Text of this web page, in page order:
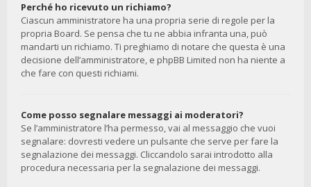
Perché ho ricevuto un richiamo?
Ciascun amministratore ha una propria serie di regole per la
propria Board. Se pensa che tu ne abbia infranta una, può
mandarti un richiamo. Ti preghiamo di notare che questa è una
decisione dell’amministratore, e phpBB Limited non ha niente a
che fare con questi richiami.
Come posso segnalare messaggi ai moderatori?
Se l’amministratore l’ha permesso, vai al messaggio che vuoi
segnalare: dovresti vedere un pulsante che serve per fare la
segnalazione dei messaggi. Cliccandolo sarai introdotto alla
procedura necessaria per la segnalazione dei messaggi.